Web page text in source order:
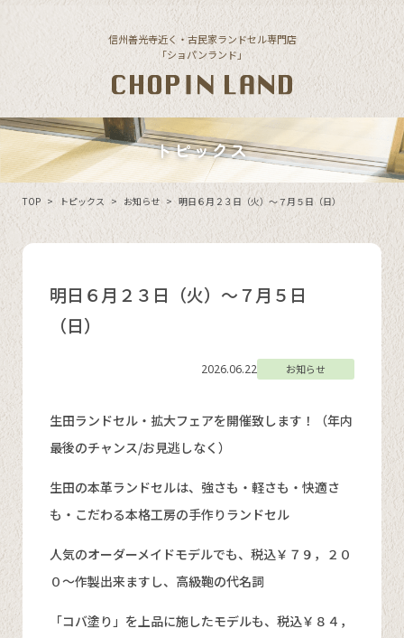
Skip to content
信州善光寺近く・古民家ランドセル専門店
「ショパンランド」
トピックス
TOP > トピックス > お知らせ > 明日６月２３日（火）～７月５日（日）
明日６月２３日（火）～７月５日
（日）
2026.06.22 お知らせ
生田ランドセル・拡大フェアを開催致します！（年内
最後のチャンス/お見逃しなく）
生田の本革ランドセルは、強さも・軽さも・快適さ
も・こだわる本格工房の手作りランドセル
人気のオーダーメイドモデルでも、税込￥７９，２０
０～作製出来ますし、高級鞄の代名詞
「コバ塗り」を上品に施したモデルも、税込￥８４，